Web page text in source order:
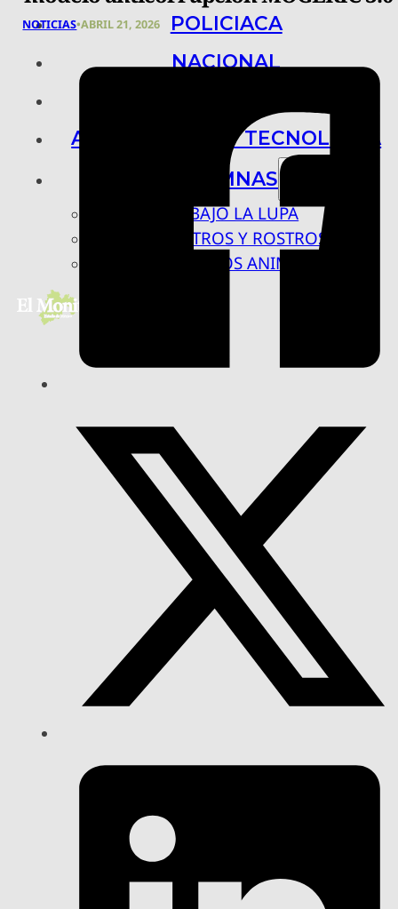
POLICIACA
NACIONAL
ARTE, CIENCIA Y TECNOLOGÍA
COLUMNAS
BAJO LA LUPA
RASTROS Y ROSTROS
VÍNCULOS ANIMALES
NOTICIAS•ABRIL 21, 2026